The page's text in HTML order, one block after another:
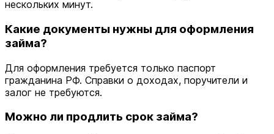
нескольких минут.
Какие документы нужны для оформления
займа?
Для оформления требуется только паспорт
гражданина РФ. Справки о доходах, поручители и
залог не требуются.
Можно ли продлить срок займа?